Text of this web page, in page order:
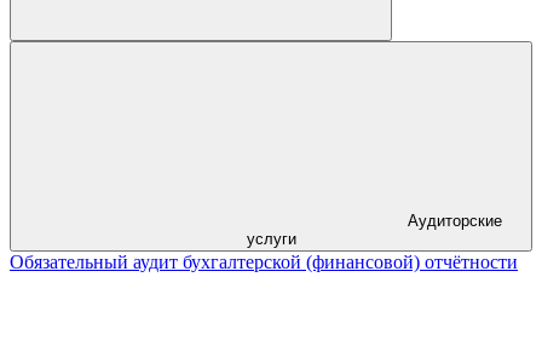
услуги
Обязательный аудит бухгалтерской (финансовой) отчётности